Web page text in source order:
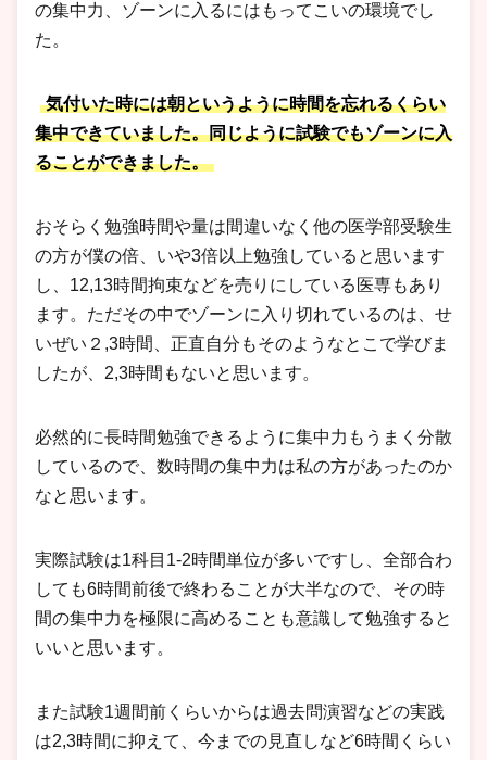
の集中力、ゾーンに入るにはもってこいの環境でし
た。
気付いた時には朝というように時間を忘れるくらい
集中できていました。同じように試験でもゾーンに入
ることができました。
おそらく勉強時間や量は間違いなく他の医学部受験生
の方が僕の倍、いや3倍以上勉強していると思います
し、12,13時間拘束などを売りにしている医専もあり
ます。ただその中でゾーンに入り切れているのは、せ
いぜい２,3時間、正直自分もそのようなとこで学びま
したが、2,3時間もないと思います。
必然的に長時間勉強できるように集中力もうまく分散
しているので、数時間の集中力は私の方があったのか
なと思います。
実際試験は1科目1-2時間単位が多いですし、全部合わ
しても6時間前後で終わることが大半なので、その時
間の集中力を極限に高めることも意識して勉強すると
いいと思います。
また試験1週間前くらいからは過去問演習などの実践
は2,3時間に抑えて、今までの見直しなど6時間くらい